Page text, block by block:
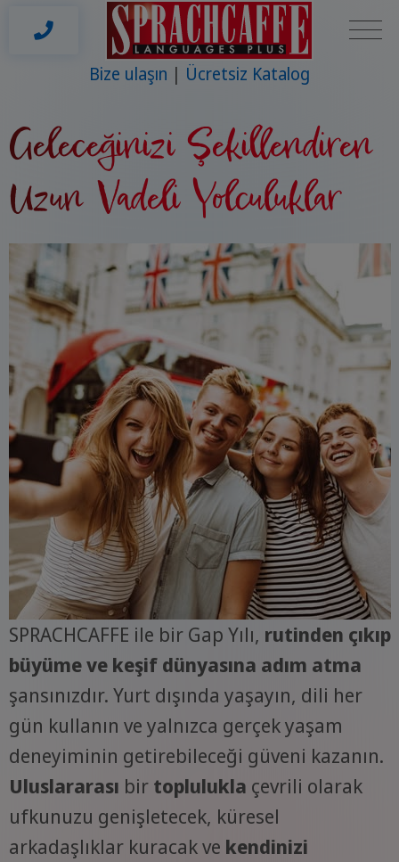
Bize ulaşın Ücretsiz Katalog
Geleceğinizi Şekillendiren
Uzun Vadeli Yolculuklar
SPRACHCAFFE ile bir Gap Yılı, rutinden çıkıp
büyüme ve keşif dünyasına adım atma
şansınızdır. Yurt dışında yaşayın, dili her
gün kullanın ve yalnızca gerçek yaşam
deneyiminin getirebileceği güveni kazanın.
Uluslararası bir toplulukla çevrili olarak
ufkunuzu genişletecek, küresel
arkadaşlıklar kuracak ve kendinizi